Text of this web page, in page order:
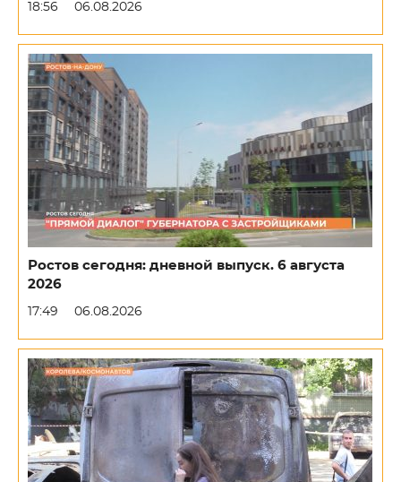
18:56 06.08.2026
Ростов сегодня: дневной выпуск. 6 августа
2026
17:49 06.08.2026